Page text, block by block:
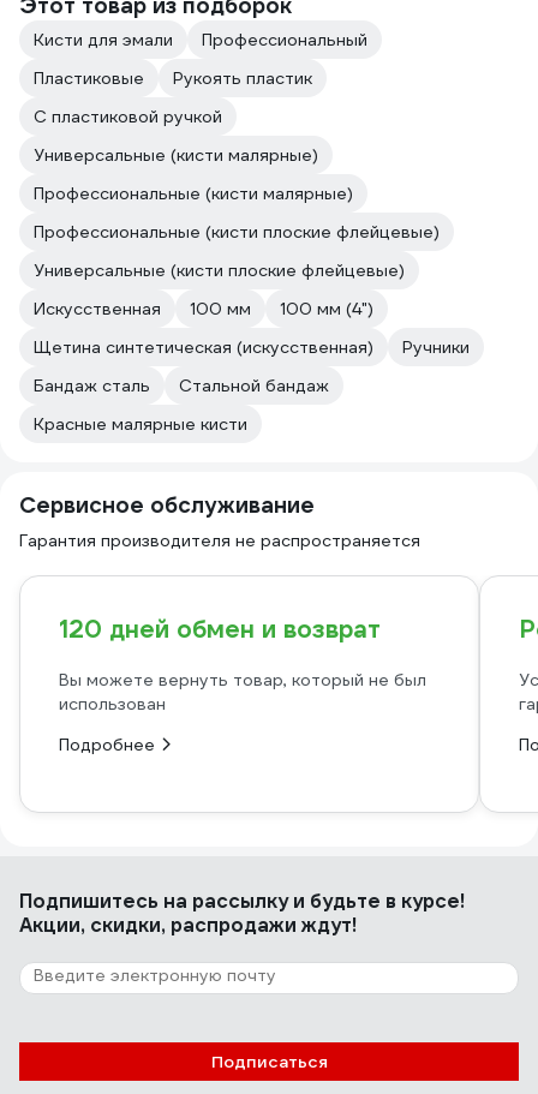
Кисти для эмали
Профессиональный
Пластиковые
Рукоять пластик
С пластиковой ручкой
Универсальные (кисти малярные)
Профессиональные (кисти малярные)
Профессиональные (кисти плоские флейцевые)
Универсальные (кисти плоские флейцевые)
Искусственная
100 мм
100 мм (4")
Щетина синтетическая (искусственная)
Ручники
Бандаж сталь
Стальной бандаж
Красные малярные кисти
Сервисное обслуживание
Гарантия производителя не распространяется
120 дней обмен и возврат
Вы можете вернуть товар, который не был
использован
Подробнее
Подпишитесь на рассылкуи будьте в курсе!
Акции, скидки, распродажи ждут!
Подписаться